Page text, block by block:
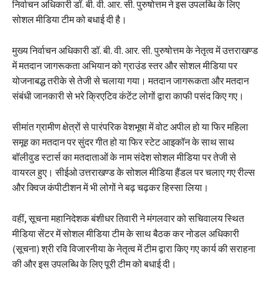
निर्वाचन अधिकारी डॉ. बी. वी. आर. सी. पुरुषोत्तम ने इस उपलब्धि के लिए
सोशल मीडिया टीम को बधाई दी है।
मुख्य निर्वाचन अधिकारी डॉ. बी. वी. आर. सी. पुरुषोत्तम के नेतृत्व में उत्तराखण्ड
में मतदान जागरूकता अभियान को ग्राउंड स्तर और सोशल मीडिया पर
योजनाबद्ध तरीके से तेजी से चलाया गया। मतदान जागरूकता और मतदान
संबंधी जानकारी से भरे क्रिएटिव कंटेंट लोगों द्वारा काफी पसंद किए गए।
सीमांत ग्रामीण क्षेत्रों से पारंपरिक वेशभूषा में वोट अपील हो या फिर महिला
समूह का मतदान पर सुंदर गीत हो या फिर स्टेट आइकॉन के साथ साथ
बॉलीवुड स्टार्स का मतदाताओं के नाम संदेश सोशल मीडिया पर तेजी से
वायरल हुए। सीईओ उत्तराखण्ड के सोशल मीडिया हैंडल पर चलाए गए रील्स
और क्विज कंपीटीशन में भी लोगों ने बढ़ चढ़कर हिस्सा लिया।
वहीं, सूचना महानिदेशक बंशीधर तिवारी ने मंगलवार को सचिवालय स्थित
मीडिया सेंटर में सोशल मीडिया टीम के साथ बैठक कर नोडल अधिकारी
(सूचना) श्री रवि विजारनीया के नेतृत्व में टीम द्वारा किए गए कार्य की सराहना
की और इस उपलब्धि के लिए पूरी टीम को बधाई दी।